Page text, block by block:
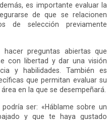
es importante evaluar la
de que se relacionen
de selección previamente
preguntas abiertas que
con libertad y dar una visión
y habilidades. También es
que permitan evaluar su
en la que se desempeñará.
ser: «Háblame sobre un
y que te haya gustado